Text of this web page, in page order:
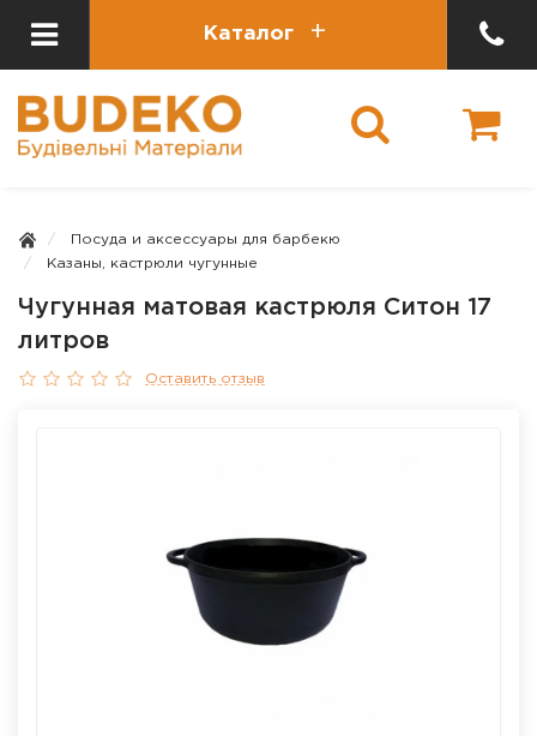
Каталог
Посуда и аксессуары для барбекю
Казаны, кастрюли чугунные
Чугунная матовая кастрюля Ситон 17
литров
Оставить отзыв